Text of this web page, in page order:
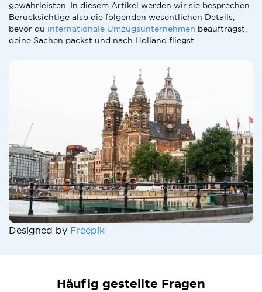
gewährleisten. In diesem Artikel werden wir sie besprechen.
Berücksichtige also die folgenden wesentlichen Details,
bevor du internationale Umzugsunternehmen beauftragst,
deine Sachen packst und nach Holland fliegst.
Designed by Freepik
Häufig gestellte Fragen